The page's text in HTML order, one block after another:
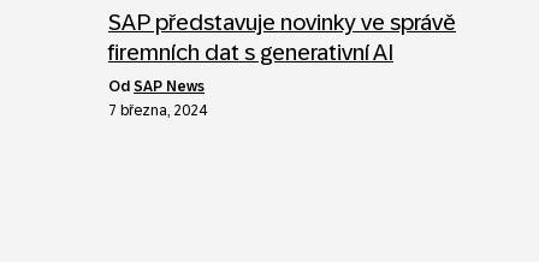
SAP představuje novinky ve správě
firemních dat s generativní AI
od SAP News
7 března, 2024